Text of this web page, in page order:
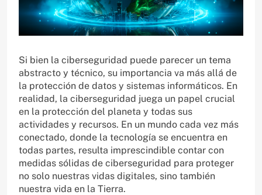
Si bien la ciberseguridad puede parecer un tema
abstracto y técnico, su importancia va más allá de
la protección de datos y sistemas informáticos. En
realidad, la ciberseguridad juega un papel crucial
en la protección del planeta y todas sus
actividades y recursos. En un mundo cada vez más
conectado, donde la tecnología se encuentra en
todas partes, resulta imprescindible contar con
medidas sólidas de ciberseguridad para proteger
no solo nuestras vidas digitales, sino también
nuestra vida en la Tierra.